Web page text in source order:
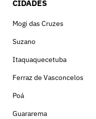
CIDADES
Mogi das Cruzes
Suzano
Itaquaquecetuba
Ferraz de Vasconcelos
Poá
Guararema